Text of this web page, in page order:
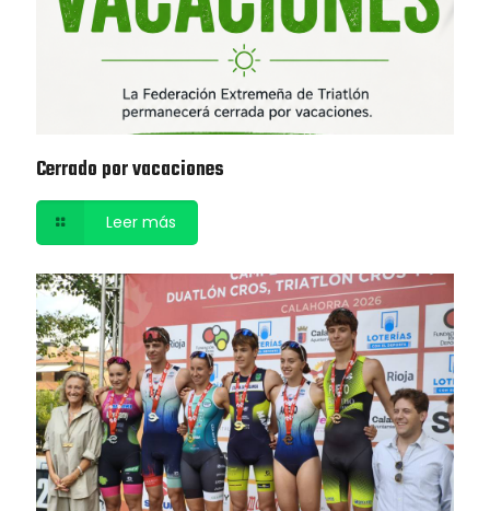
Cerrado por vacaciones
Leer más